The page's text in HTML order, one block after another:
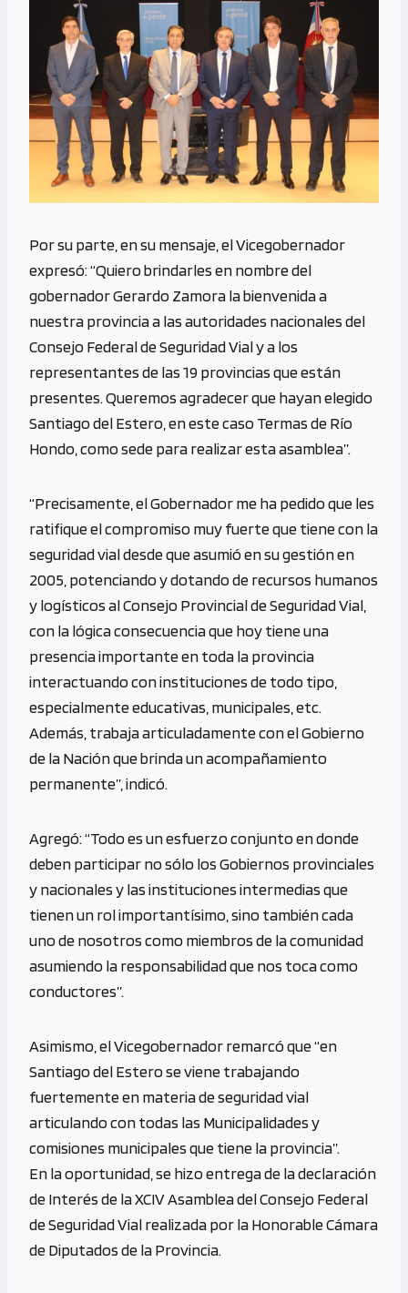
Por su parte, en su mensaje, el Vicegobernador
expresó: “Quiero brindarles en nombre del
gobernador Gerardo Zamora la bienvenida a
nuestra provincia a las autoridades nacionales del
Consejo Federal de Seguridad Vial y a los
representantes de las 19 provincias que están
presentes. Queremos agradecer que hayan elegido
Santiago del Estero, en este caso Termas de Río
Hondo, como sede para realizar esta asamblea”.
“Precisamente, el Gobernador me ha pedido que les
ratifique el compromiso muy fuerte que tiene con la
seguridad vial desde que asumió en su gestión en
2005, potenciando y dotando de recursos humanos
y logísticos al Consejo Provincial de Seguridad Vial,
con la lógica consecuencia que hoy tiene una
presencia importante en toda la provincia
interactuando con instituciones de todo tipo,
especialmente educativas, municipales, etc.
Además, trabaja articuladamente con el Gobierno
de la Nación que brinda un acompañamiento
permanente”, indicó.
Agregó: “Todo es un esfuerzo conjunto en donde
deben participar no sólo los Gobiernos provinciales
y nacionales y las instituciones intermedias que
tienen un rol importantísimo, sino también cada
uno de nosotros como miembros de la comunidad
asumiendo la responsabilidad que nos toca como
conductores”.
Asimismo, el Vicegobernador remarcó que “en
Santiago del Estero se viene trabajando
fuertemente en materia de seguridad vial
articulando con todas las Municipalidades y
comisiones municipales que tiene la provincia”.
En la oportunidad, se hizo entrega de la declaración
de Interés de la XCIV Asamblea del Consejo Federal
de Seguridad Vial realizada por la Honorable Cámara
de Diputados de la Provincia.